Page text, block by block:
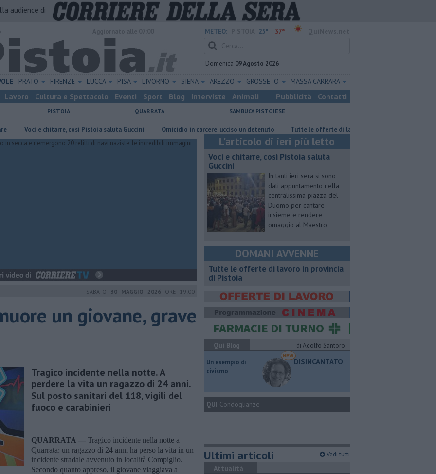
audience di
METEO: 25° 37°
Domenica 09 Agosto 2026
PRATO FIRENZE LUCCA PISA LIVORNO SIENA AREZZO GROSSETO MASSA CARRARA
Lavoro Cultura e Spettacolo Eventi Sport Blog Interviste Animali Pubblicità Contatti
PISTOIA QUARRATA SAMBUCA PISTOIESE
Voci e chitarre, così Pistoia saluta Guccini Omicidio in carcere, ucciso un detenuto ​Tutte le offerte di lavoro in provincia di Pistoia
SABATO 30 MAGGIO 2026 ORE 19:00
un giovane, grave
Tragico incidente nella notte. A
perdere la vita un ragazzo di 24 anni.
Sul posto sanitari del 118, vigili del
fuoco e carabinieri
QUARRATA — Tragico incidente nella notte a
Quarrata: un ragazzo di 24 anni ha perso la vita in un
incidente stradale avvenuto in località Compiglio.
Secondo quanto appreso, il giovane viaggiava a
L'articolo di ieri più letto
Voci e chitarre, così Pistoia saluta
Guccini
In tanti ieri sera si sono
dati appuntamento nella
centralissima piazza del
Duomo per cantare
insieme e rendere
omaggio al Maestro
DOMANI AVVENNE
​Tutte le offerte di lavoro in provincia
di Pistoia
Qui Blog
di Adolfo Santoro
​Un esempio di
civismo
DISINCANTATO
QUI Condoglianze
Ultimi articoli Vedi tutti
Attualità